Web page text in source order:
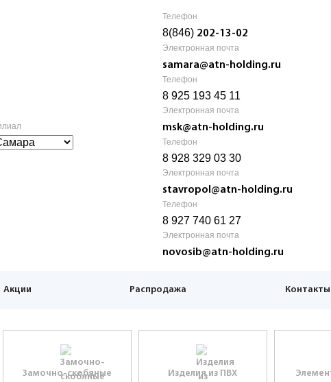
Телефон
8(846) 202-13-02
Электронная почта
samara@atn-holding.ru
Телефон
8 925 193 45 11
Электронная почта
msk@atn-holding.ru
Телефон
8 928 329 03 30
Электронная почта
stavropol@atn-holding.ru
Телефон
8 927 740 61 27
Электронная почта
novosib@atn-holding.ru
Акции Распродажа Контакты
Замочно-скобяные
Изделия из ПВХ